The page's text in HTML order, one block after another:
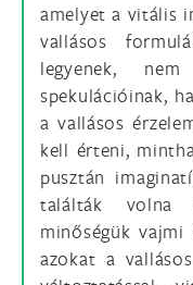
amelyet a vitális
vallásos
legyenek,
spekulációinak,
a vallásos
kell érteni,
pusztán
találták volna
minőségük vajmi
azokat a